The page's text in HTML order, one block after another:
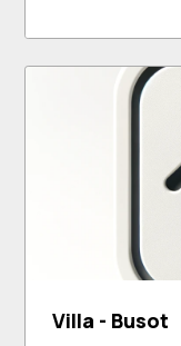
Villa - Busot